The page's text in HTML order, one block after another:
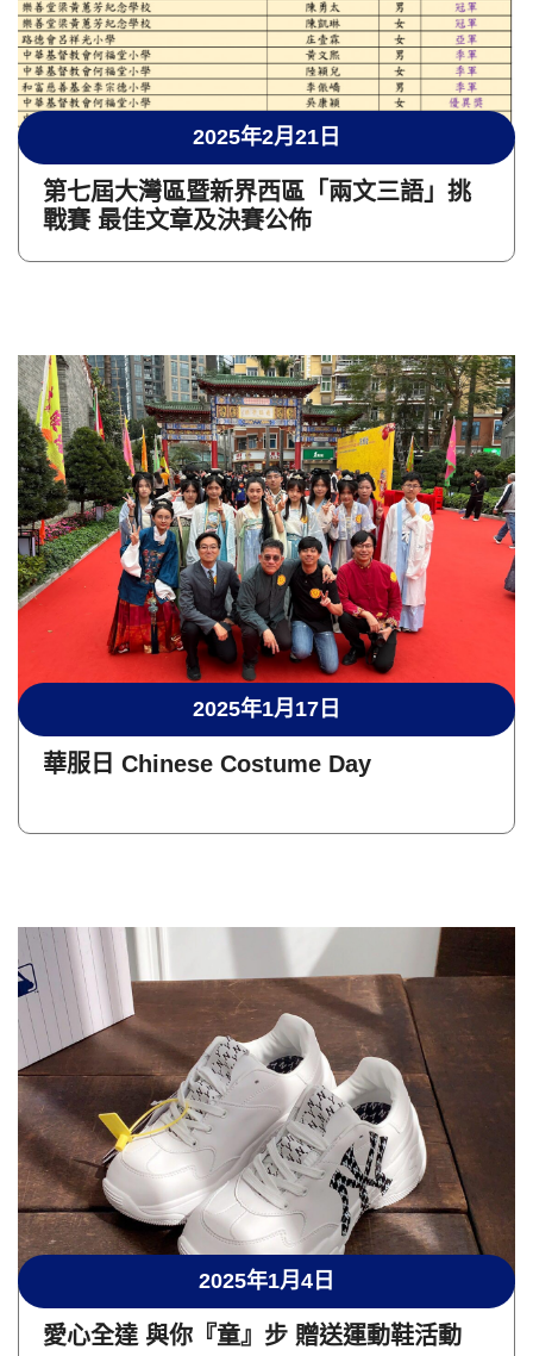
2025年2月21日
第七屆大灣區暨新界西區「兩文三語」挑
戰賽 最佳文章及決賽公佈
2025年1月17日
華服日 Chinese Costume Day
2025年1月4日
愛心全達 與你『童』步 贈送運動鞋活動